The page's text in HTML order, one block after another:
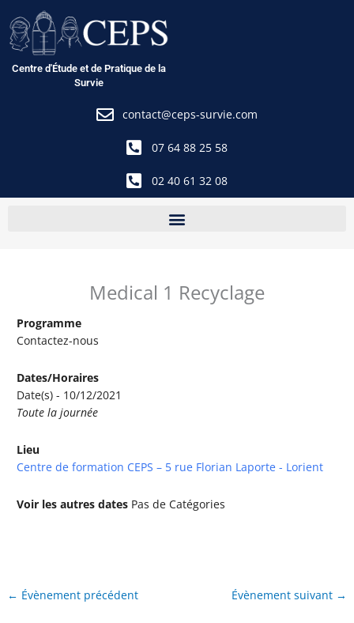
au
contenu
Centre d'Étude et de Pratique de la
Survie
contact@ceps-survie.com
07 64 88 25 58
02 40 61 32 08
Medical 1 Recyclage
Programme
Contactez-nous
Dates/Horaires
Date(s) - 10/12/2021
Toute la journée
Lieu
Centre de formation CEPS – 5 rue Florian Laporte - Lorient
Voir les autres dates Pas de Catégories
← Évènement précédent Évènement suivant →